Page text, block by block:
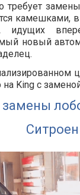
требует
камешками,
идущих
новый
King с
Ситроен